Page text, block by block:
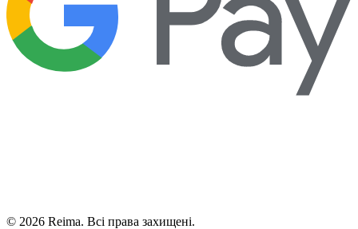
© 2026 Reima. Всі права захищені.